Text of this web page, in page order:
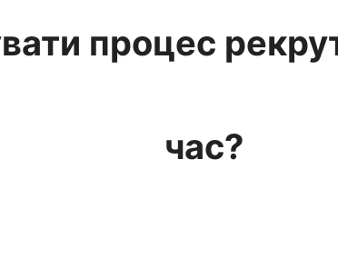
процес
час?